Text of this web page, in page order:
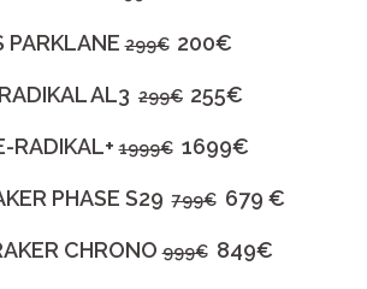
PARKLANE299€ 200€
AL3 299€ 255€
RADIKAL+1999€ 1699€
PHASE S29 799€ 679 €
CHRONO999€ 849€